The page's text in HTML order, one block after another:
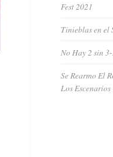
Fest 2021
Tinieblas en el
No Hay 2 sin
Se Rearmo El
Los Escenarios